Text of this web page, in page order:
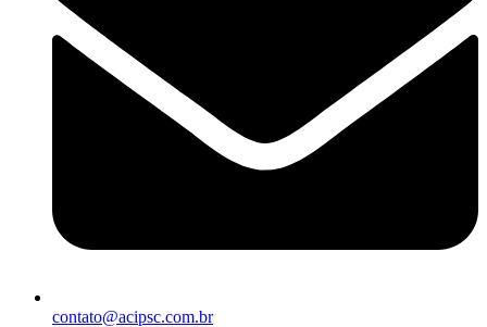
contato@acipsc.com.br